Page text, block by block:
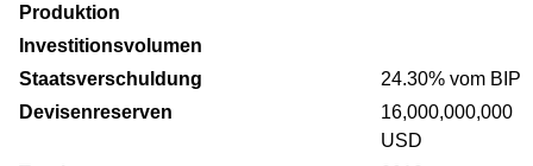
Produktion
Investitionsvolumen
Staatsverschuldung
24.30% vom BIP
Devisenreserven
16,000,000,000
USD